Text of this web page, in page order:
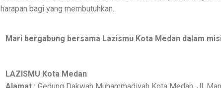
harapan bagi yang membutuhkan.
Mari bergabung bersama Lazismu Kota Medan dalam
LAZISMU Kota Medan